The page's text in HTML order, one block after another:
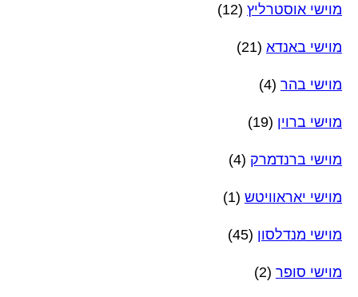
מוישי אוסטרליץ (12)
מוישי באנדא (21)
מוישי בהר (4)
מוישי ברוין (19)
מוישי ברנדמרק (4)
מוישי יאראוויטש (1)
מוישי מנדלסון (45)
מוישי סופר (2)